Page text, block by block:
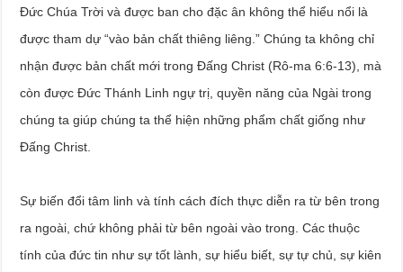
Đức Chúa Trời và được ban cho đặc ân không thể hiểu nổi là
được tham dự “vào bản chất thiêng liêng.” Chúng ta không chỉ
nhận được bản chất mới trong Đấng Christ (Rô-ma 6:6-13), mà
còn được Đức Thánh Linh ngự trị, quyền năng của Ngài trong
chúng ta giúp chúng ta thể hiện những phẩm chất giống như
Đấng Christ.
Sự biến đổi tâm linh và tính cách đích thực diễn ra từ bên trong
ra ngoài, chứ không phải từ bên ngoài vào trong. Các thuộc
tính của đức tin như sự tốt lành, sự hiểu biết, sự tự chủ, sự kiên